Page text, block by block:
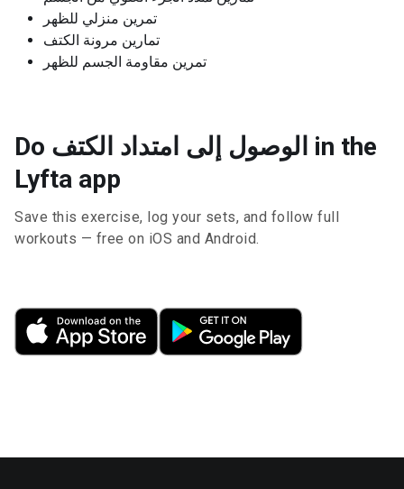
تمرين منزلي للظهر
تمارين مرونة الكتف
تمرين مقاومة الجسم للظهر
Do الوصول إلى امتداد الكتف in the
Lyfta app
Save this exercise, log your sets, and follow full
workouts — free on iOS and Android.